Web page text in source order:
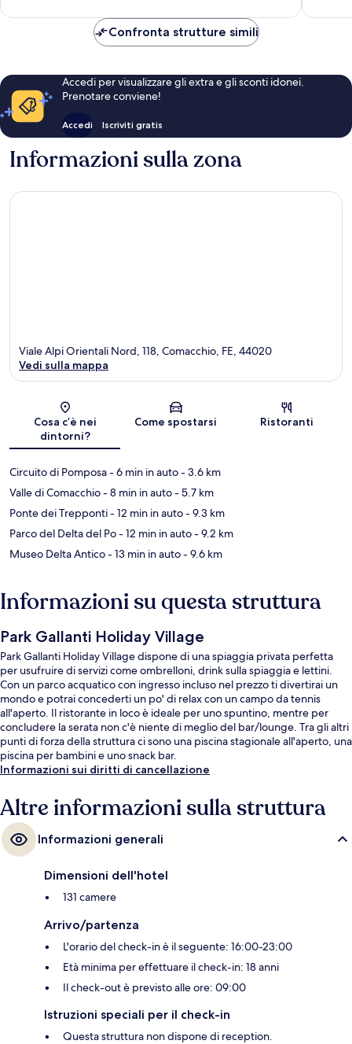
Confronta strutture simili
Accedi per visualizzare gli extra e gli sconti idonei.
Prenotare conviene!
Accedi Iscriviti gratis
Informazioni sulla zona
Mappa
Viale Alpi Orientali Nord, 118, Comacchio, FE, 44020
Vedi sulla mappa
Cosa c’è nei
dintorni?
Come spostarsi Ristoranti
Circuito di Pomposa- 6 min in auto- 3.6 km
Valle di Comacchio- 8 min in auto- 5.7 km
Ponte dei Trepponti- 12 min in auto- 9.3 km
Parco del Delta del Po- 12 min in auto- 9.2 km
Museo Delta Antico- 13 min in auto- 9.6 km
Informazioni su questa struttura
Park Gallanti Holiday Village
Park Gallanti Holiday Village dispone di una spiaggia privata perfetta
per usufruire di servizi come ombrelloni, drink sulla spiaggia e lettini.
Con un parco acquatico con ingresso incluso nel prezzo ti divertirai un
mondo e potrai concederti un po' di relax con un campo da tennis
all'aperto. Il ristorante in loco è ideale per uno spuntino, mentre per
concludere la serata non c'è niente di meglio del bar/lounge. Tra gli altri
punti di forza della struttura ci sono una piscina stagionale all'aperto, una
piscina per bambini e uno snack bar.
Informazioni sui diritti di cancellazione
Altre informazioni sulla struttura
Informazioni generali
Dimensioni dell'hotel
131 camere
Arrivo/partenza
L'orario del check-in è il seguente: 16:00-23:00
Età minima per effettuare il check-in: 18 anni
Il check-out è previsto alle ore: 09:00
Istruzioni speciali per il check-in
Questa struttura non dispone di reception.